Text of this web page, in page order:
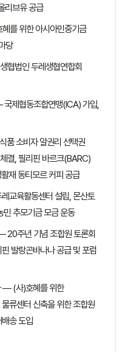
리브유 공급
를 위한 아시아민중기금
당
협법인 두레생협연합회
제협동조합연맹(ICA) 가입,
소비자 알권리 선택권
결, 필리핀 바르크(BARC)
재 동티모르 커피 공급
교육활동센터 설립, 몬산토
민 추모기금 모금 운동
20주년 기념 조합원 토론회
발랑곤바나나 공급 및 포럼
— (사)호혜를 위한
류센터 신축을 위한 조합원
송 도입